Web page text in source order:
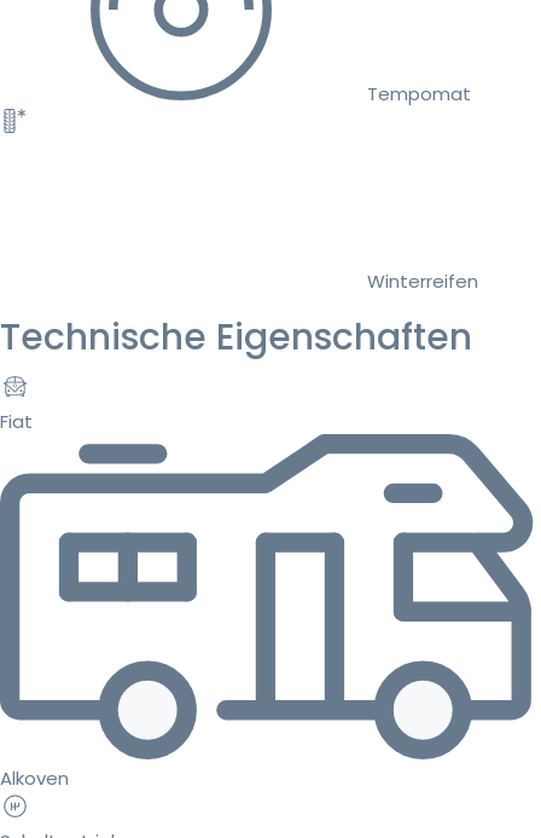
Tempomat
Winterreifen
Technische Eigenschaften
Fiat
Alkoven